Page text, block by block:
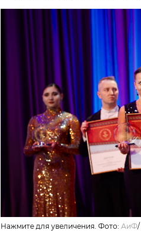
Нажмите для увеличения. Фото: АиФ/